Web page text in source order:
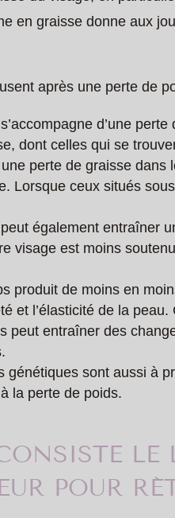
en graisse donne aux
après une perte de
d’une
dont celles qui se
perte de graisse
Lorsque ceux situés
également entraîner
visage est moins
produit de moins en
et l’élasticité de la
peut entraîner des
génétiques sont aussi à
la perte de poids.
LE
POUR